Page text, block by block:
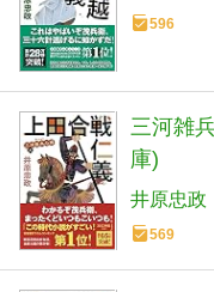
596
三河雑
庫)
井原忠政
569